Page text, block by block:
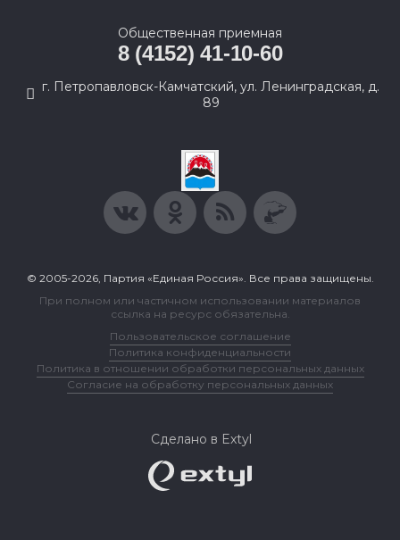
Общественная приемная
8 (4152) 41-10-60
г. Петропавловск-Камчатский, ул. Ленинградская, д.
89
© 2005-2026, Партия «Единая Россия». Все права защищены.
При полном или частичном использовании материалов
ссылка на ресурс обязательна.
Пользовательское соглашение
Политика конфиденциальности
Политика в отношении обработки персональных данных
Согласие на обработку персональных данных
Сделано в Extyl